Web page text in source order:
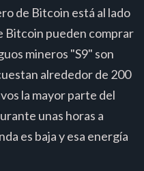
de Bitcoin está al lado
Bitcoin pueden comprar
mineros "S9" son
alrededor de 200
la mayor parte del
unas horas a
es baja y esa energía